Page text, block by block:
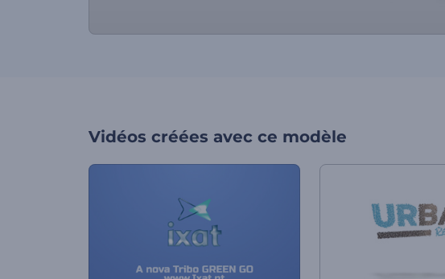
Vidéos créées avec ce modèle